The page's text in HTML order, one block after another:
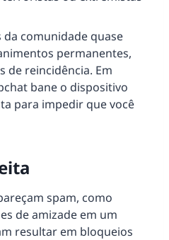
comunidade quase
permanentes,
de reincidência. Em
bane o dispositivo
para impedir que você
spam, como
de amizade em um
resultar em bloqueios